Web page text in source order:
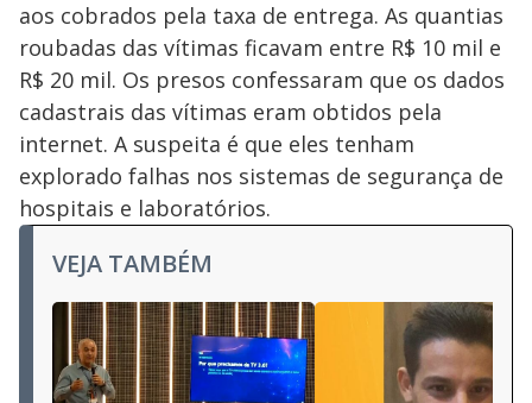
aos cobrados pela taxa de entrega. As quantias
roubadas das vítimas ficavam entre R$ 10 mil e
R$ 20 mil. Os presos confessaram que os dados
cadastrais das vítimas eram obtidos pela
internet. A suspeita é que eles tenham
explorado falhas nos sistemas de segurança de
hospitais e laboratórios.
VEJA TAMBÉM